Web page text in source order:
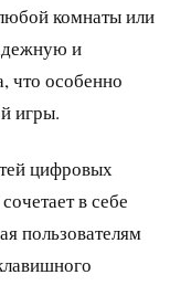
комнаты или
и
что особенно
игры.
цифровых
в себе
пользователям